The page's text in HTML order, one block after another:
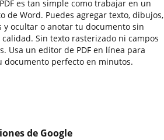
es tan simple como trabajar en un
de Word. Puedes agregar texto, dibujos,
y ocultar o anotar tu documento sin
Sin texto rasterizado ni campos
Usa un editor de PDF en línea para
documento perfecto en minutos.
de Google